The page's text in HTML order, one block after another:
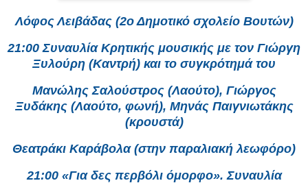
Λόφος Λειβάδας (2ο Δημοτικό σχολείο Βουτών)
21:00 Συναυλία Κρητικής μουσικής με τον Γιώργη
Ξυλούρη (Καντρή) και το συγκρότημά του
Μανώλης Σαλούστρος (Λαούτο), Γιώργος
Ξυδάκης (Λαούτο, φωνή), Μηνάς Παιγνιωτάκης
(κρουστά)
Θεατράκι Καράβολα (στην παραλιακή λεωφόρο)
21:00 «Για δες περβόλι όμορφο». Συναυλία